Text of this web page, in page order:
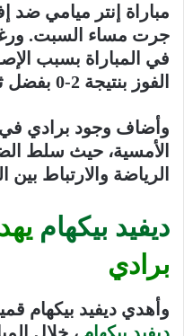
مباراة إنتر ميامي
جرت مساء السبت.
في المباراة بسبب
الفوز بنتيجة 2-0 بفضل ثنائية لويس سواريز.
وأضاف وجود برادي
الأمسية، حيث سلط
الرياضة والارتباط
ديفيد بيكهام
برادي
وأهدي ديفيد بيكهام